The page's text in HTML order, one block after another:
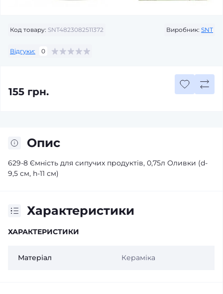
Код товару: SNT4823082511372 Виробник: SNT
Відгуки: 0
155 грн.
Опис
629-8 Ємність для сипучих продуктів, 0,75л Оливки (d-
9,5 см, h-11 см)
Характеристики
ХАРАКТЕРИСТИКИ
Матеріал Кераміка